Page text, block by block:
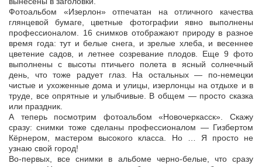
Фотоальбом «Изерлон» отпечатан на отличного качества
глянцевой бумаге, цветные фотографии явно выполнены
профессионалом. 16 снимков отображают природу в разное
время года: тут и белые снега, и зрелые хлеба, и весеннее
цветение садов, и летнее созревание плодов. Еще 9 фото
выполнены с высоты птичьего полета в ясный солнечный
день, что тоже радует глаз. На остальных — по-немецки
чистые и ухоженные дома и улицы, изерлонцы на отдыхе и в
труде, все опрятные и улыбчивые. В общем — просто сказка
или праздник.
А теперь посмотрим фотоальбом «Новочеркасск». Скажу
сразу: снимки тоже сделаны профессионалом — Гизбертом
Кёрнером, мастером высокого класса. Но … Я просто не
узнаю свой город!
Во-первых, все снимки в альбоме черно-белые, что сразу